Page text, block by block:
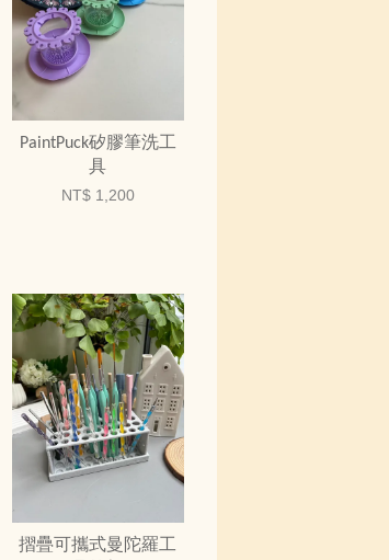
PaintPuck矽膠筆洗工
具
NT$ 1,200
摺疊可攜式曼陀羅工